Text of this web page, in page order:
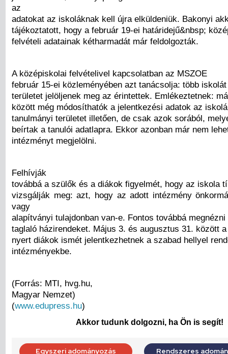
az
adatokat az iskoláknak kell újra elküldeniük. Bakonyi
tájékoztatott, hogy a február 19-ei határidejű&nbsp;
felvételi adatainak kétharmadát már feldolgozták.
A középiskolai felvételivel kapcsolatban az MSZOE
február 15-ei közleményében azt tanácsolja: több
területet jelöljenek meg az érintettek. Emlékeztetnek:
között még módosíthatók a jelentkezési adatok az
tanulmányi területet illetően, de csak azok sorából,
beírtak a tanulói adatlapra. Ekkor azonban már nem
intézményt megjelölni.
Felhívják
továbbá a szülők és a diákok figyelmét, hogy az iskola
vizsgálják meg: azt, hogy az adott intézmény
vagy
alapítványi tulajdonban van-e. Fontos továbbá
taglaló házirendeket. Május 3. és augusztus 31. között
nyert diákok ismét jelentkezhetnek a szabad hellyel
intézményekbe.
(Forrás: MTI, hvg.hu,
Magyar Nemzet)
(www.edupress.hu)
Akkor tudunk dolgozni, ha Ön is segít!